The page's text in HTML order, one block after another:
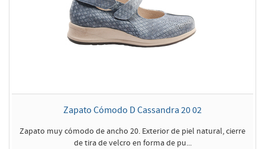
Zapato Cómodo D Cassandra 20 02
Zapato muy cómodo de ancho 20. Exterior de piel natural, cierre
de tira de velcro en forma de pu...